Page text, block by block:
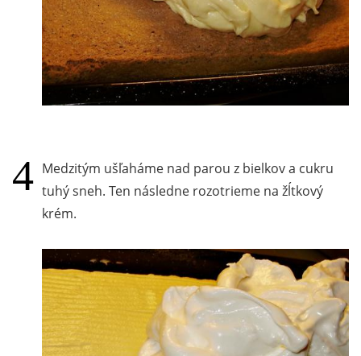
Medzitým ušľaháme nad parou z bielkov a cukru
tuhý sneh. Ten následne rozotrieme na žĺtkový
krém.